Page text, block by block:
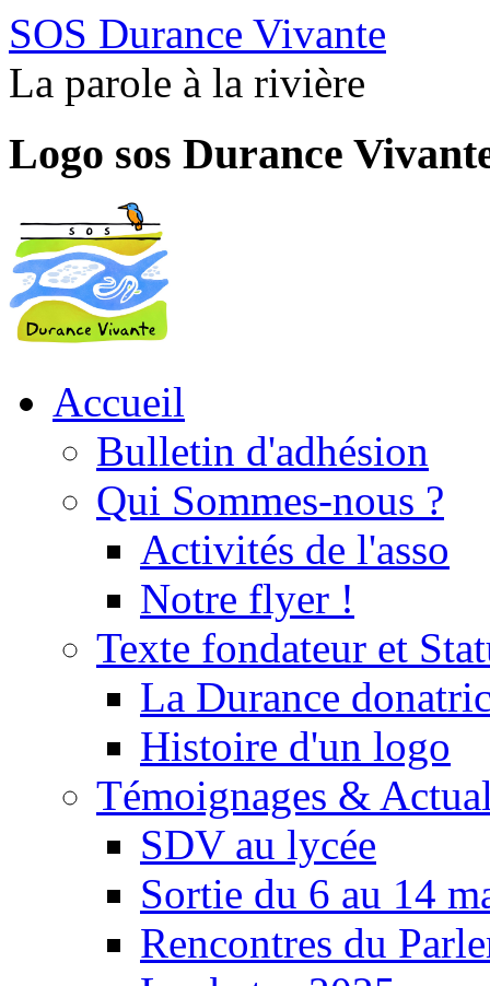
SOS Durance Vivante
La parole à la rivière
Logo sos Durance
Accueil
Bulletin d'adhésion
Qui Sommes-nous ?
Activités de l'asso
Notre flyer !
Texte fondateur et
La Durance
Histoire d'un logo
Témoignages &
SDV au lycée
Sortie du 6 au 14
Rencontres du